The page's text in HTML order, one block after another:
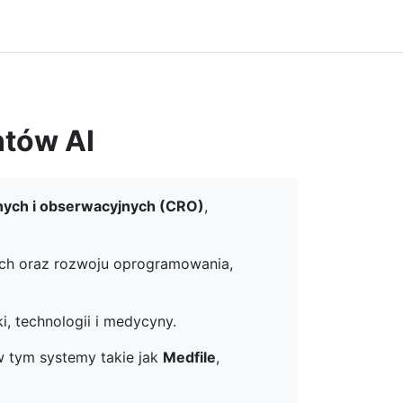
AI
i obserwacyjnych (CRO),
oraz rozwoju oprogramowania,
technologii i medycyny.
tym systemy takie jak Medfile,